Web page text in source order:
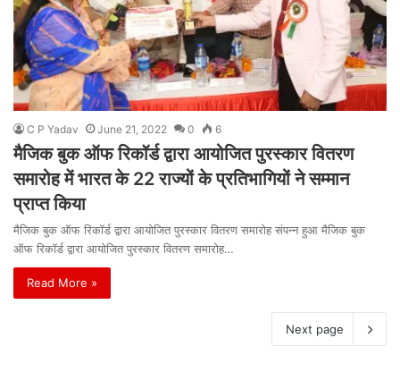
C P Yadav June 21, 2022 0 6
मैजिक बुक ऑफ रिकॉर्ड द्वारा आयोजित पुरस्कार वितरण
समारोह में भारत के 22 राज्यों के प्रतिभागियों ने सम्मान
प्राप्त किया
मैजिक बुक ऑफ रिकॉर्ड द्वारा आयोजित पुरस्कार वितरण समारोह संपन्न हुआ मैजिक बुक
ऑफ रिकॉर्ड द्वारा आयोजित पुरस्कार वितरण समारोह…
Read More »
Next page